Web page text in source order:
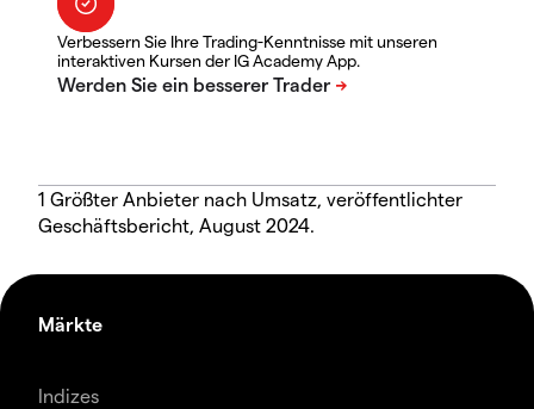
Verbessern Sie Ihre Trading-Kenntnisse mit unseren
interaktiven Kursen der IG Academy App.
1 Größter Anbieter nach Umsatz, veröffentlichter
Geschäftsbericht, August 2024.
Märkte
Indizes